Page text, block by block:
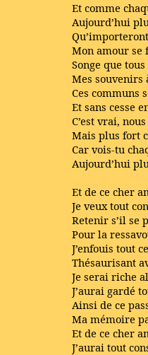
Et comme
Aujourd’hui
Mon amour se
Songe que
Mes souvenirs
Ces communs
Et sans cesse
C’est vrai,
Mais plus fort
Car vois-tu
Aujourd’hui
Et de ce cher
Je veux tout
Retenir s’il se
Pour la
J’enfouis tout
Thésaurisant
Je serai riche
J’aurai gardé
Ainsi de ce
Ma mémoire
Et de ce cher
J’aurai tout